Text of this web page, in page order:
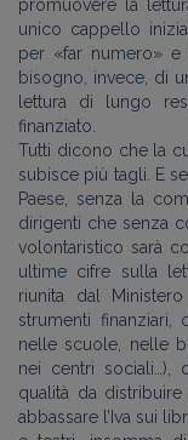
promuovere la
unico cappello
per «far numero» e
bisogno, invece, di
lettura di lungo
finanziato.
Tutti dicono che la
subisce più tagli. E
Paese, senza la
dirigenti che senza
volontaristico sarà
ultime cifre sulla
riunita dal
strumenti
nelle scuole, nelle
nei centri sociali…),
qualità da
abbassare l’Iva sui